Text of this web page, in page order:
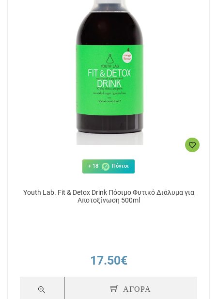
+ 18 Πόντοι
Youth Lab. Fit & Detox Drink Πόσιμο Φυτικό Διάλυμα για
Αποτοξίνωση 500ml
17.50€
ΑΓΟΡΑ